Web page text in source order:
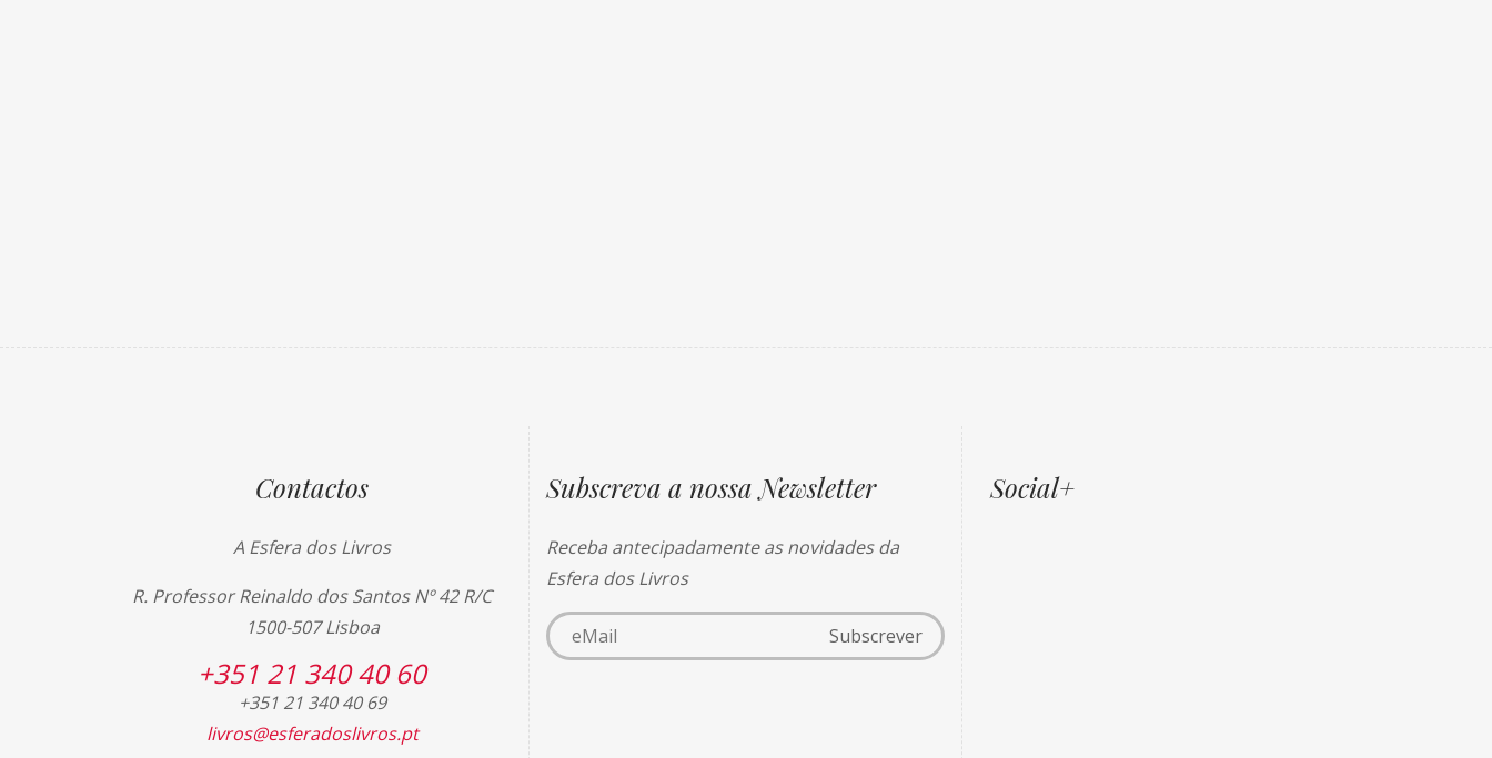
Contactos
A Esfera dos Livros
R. Professor Reinaldo dos Santos Nº 42 R/C
1500-507 Lisboa
+351 21 340 40 60
+351 21 340 40 69
livros@esferadoslivros.pt
Subscreva a nossa Newsletter
Receba antecipadamente as novidades da
Esfera dos Livros
Social+